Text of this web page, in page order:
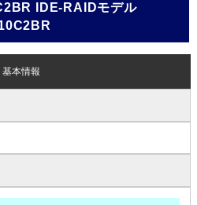
IDE-RAIDモデル
基本情報